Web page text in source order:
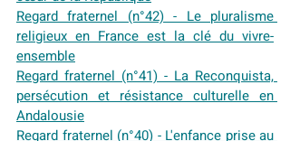
Regard fraternel (n°42) - Le pluralisme
religieux en France est la clé du vivre-
ensemble
Regard fraternel (n°41) - La Reconquista,
persécution et résistance culturelle en
Andalousie
Regard fraternel (n°40) - L'enfance prise au